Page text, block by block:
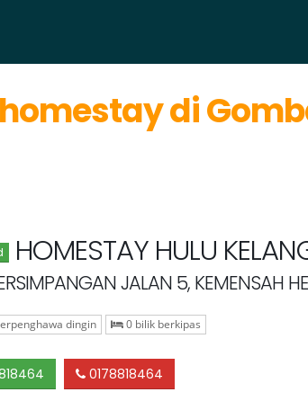
di
HOMESTAY HULU
JALAN 5, KEMENSAH
dingin 0 bilik berkipas
0178818464